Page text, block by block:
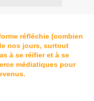
réfléchie (combien
nos jours, surtout
à se réifier et à se
médiatiques pour